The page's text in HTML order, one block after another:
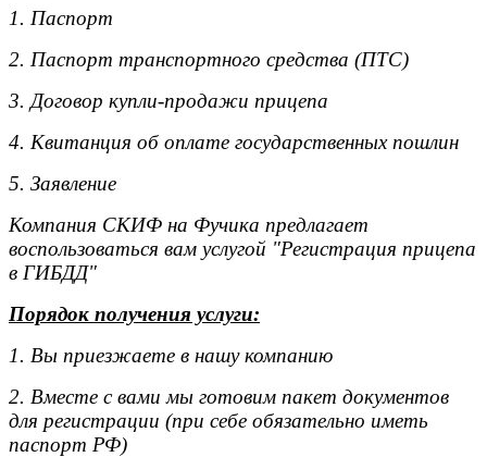
1. Паспорт
2. Паспорт транспортного средства (ПТС)
3. Договор купли-продажи прицепа
4. Квитанция об оплате государственных пошлин
5. Заявление
Компания СКИФ на Фучика предлагает
воспользоваться вам услугой "Регистрация прицепа
в ГИБДД"
Порядок получения услуги:
1. Вы приезжаете в нашу компанию
2. Вместе с вами мы готовим пакет документов
для регистрации (при себе обязательно иметь
паспорт РФ)